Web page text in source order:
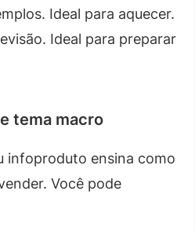
Ideal para aquecer.
Ideal para preparar
tema macro
infoproduto ensina como
Você pode